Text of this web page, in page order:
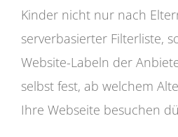
Kinder nicht nur nach
serverbasierter Filterliste,
Website-Labeln der
selbst fest, ab welchem
Ihre Webseite besuchen